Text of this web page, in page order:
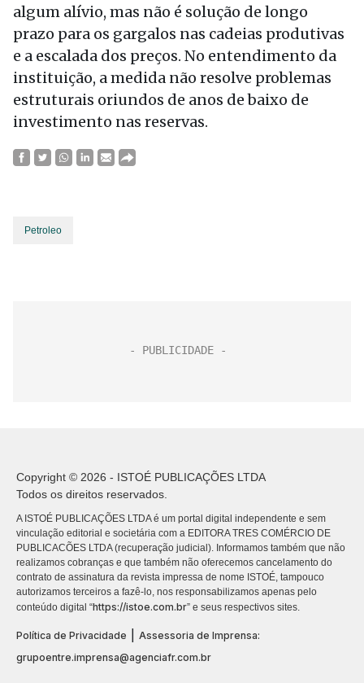
algum alívio, mas não é solução de longo
prazo para os gargalos nas cadeias produtivas
e a escalada dos preços. No entendimento da
instituição, a medida não resolve problemas
estruturais oriundos de anos de baixo de
investimento nas reservas.
Petroleo
Copyright © 2026 - ISTOÉ PUBLICAÇÕES LTDA
Todos os direitos reservados.
A ISTOÉ PUBLICAÇÕES LTDA é um portal digital independente e sem
vinculação editorial e societária com a EDITORA TRES COMÉRCIO DE
PUBLICACÕES LTDA (recuperação judicial). Informamos também que não
realizamos cobranças e que também não oferecemos cancelamento do
contrato de assinatura da revista impressa de nome ISTOÉ, tampouco
autorizamos terceiros a fazê-lo, nos responsabilizamos apenas pelo
conteúdo digital “https://istoe.com.br” e seus respectivos sites.
Política de Privacidade
Assessoria de Imprensa:
grupoentre.imprensa@agenciafr.com.br